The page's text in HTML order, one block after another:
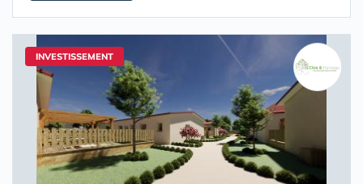
INVESTISSEMENT